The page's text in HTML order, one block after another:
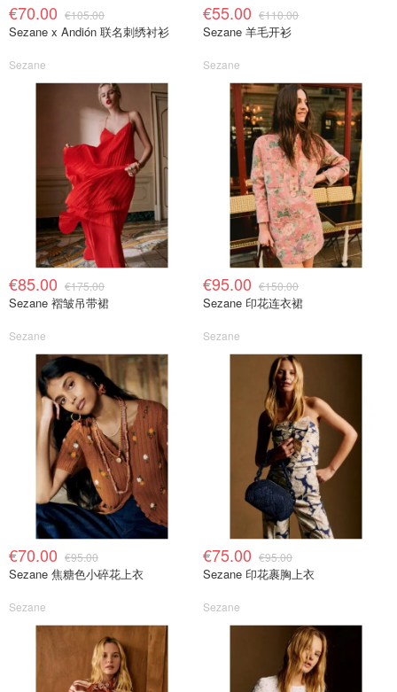
€70.00 €105.00
Sezane x Andión 联名刺绣衬衫
Sezane
€55.00 €110.00
Sezane 羊毛开衫
Sezane
€85.00 €175.00
Sezane 褶皱吊带裙
Sezane
€95.00 €150.00
Sezane 印花连衣裙
Sezane
€70.00 €95.00
Sezane 焦糖色小碎花上衣
Sezane
€75.00 €95.00
Sezane 印花裹胸上衣
Sezane